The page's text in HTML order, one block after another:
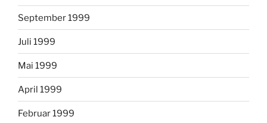
September 1999
Juli 1999
Mai 1999
April 1999
Februar 1999